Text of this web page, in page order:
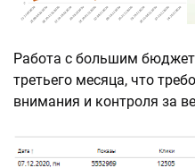
Работа с большим
третьего месяца, что
внимания и контроля за